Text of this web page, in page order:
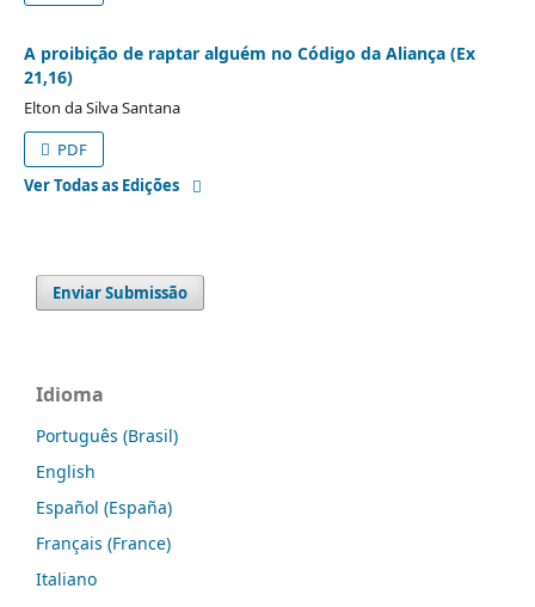
A proibição de raptar alguém no Código da Aliança (Ex
21,16)
Elton da Silva Santana
PDF
Ver Todas as Edições
Enviar Submissão
Idioma
Português (Brasil)
English
Español (España)
Français (France)
Italiano